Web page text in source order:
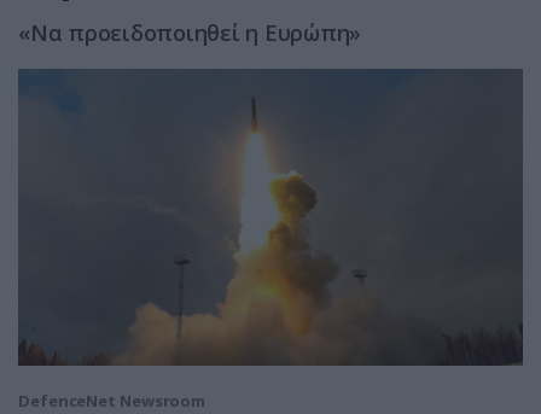
«Να προειδοποιηθεί η Ευρώπη»
DefenceNet Newsroom